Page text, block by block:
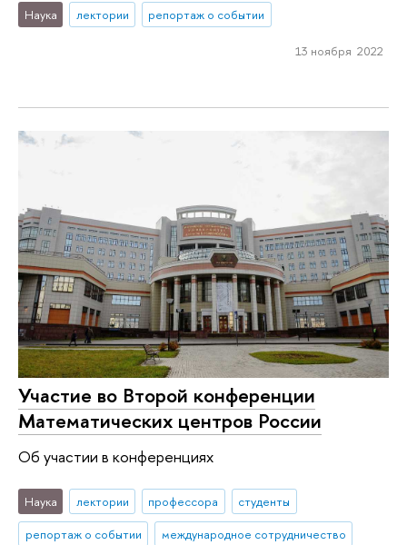
Наука лектории репортаж о событии
13 ноября 2022
Участие во Второй конференции
Математических центров России
Об участии в конференциях
Наука лектории профессора
студенты
репортаж о событии
международное сотрудничество